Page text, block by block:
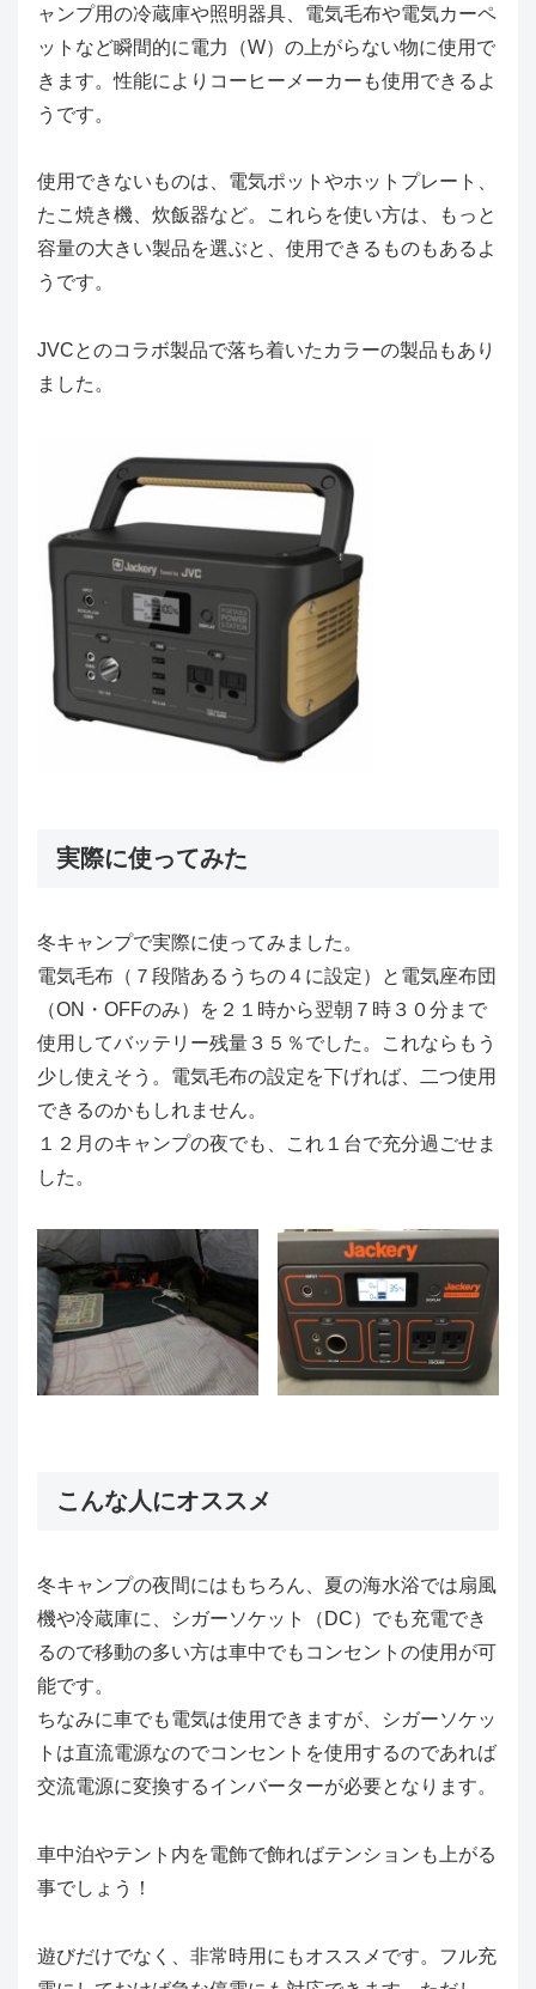
ャンプ用の冷蔵庫や照明器具、電気毛布や電気カーペ
ットなど瞬間的に電力（W）の上がらない物に使用で
きます。性能によりコーヒーメーカーも使用できるよ
うです。
使用できないものは、電気ポットやホットプレート、
たこ焼き機、炊飯器など。これらを使い方は、もっと
容量の大きい製品を選ぶと、使用できるものもあるよ
うです。
JVCとのコラボ製品で落ち着いたカラーの製品もあり
ました。
実際に使ってみた
冬キャンプで実際に使ってみました。
電気毛布（７段階あるうちの４に設定）と電気座布団
（ON・OFFのみ）を２１時から翌朝７時３０分まで
使用してバッテリー残量３５％でした。これならもう
少し使えそう。電気毛布の設定を下げれば、二つ使用
できるのかもしれません。
１２月のキャンプの夜でも、これ１台で充分過ごせま
した。
こんな人にオススメ
冬キャンプの夜間にはもちろん、夏の海水浴では扇風
機や冷蔵庫に、シガーソケット（DC）でも充電でき
るので移動の多い方は車中でもコンセントの使用が可
能です。
ちなみに車でも電気は使用できますが、シガーソケッ
トは直流電源なのでコンセントを使用するのであれば
交流電源に変換するインバーターが必要となります。
車中泊やテント内を電飾で飾ればテンションも上がる
事でしょう！
遊びだけでなく、非常時用にもオススメです。フル充